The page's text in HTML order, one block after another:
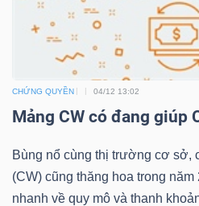
CHỨNG QUYỀN 04/12 13:02
Mảng CW có đang giúp
Bùng nổ cùng thị trường cơ sở,
(CW) cũng thăng hoa trong
nhanh về quy mô và thanh
TRÁI
PHIẾU